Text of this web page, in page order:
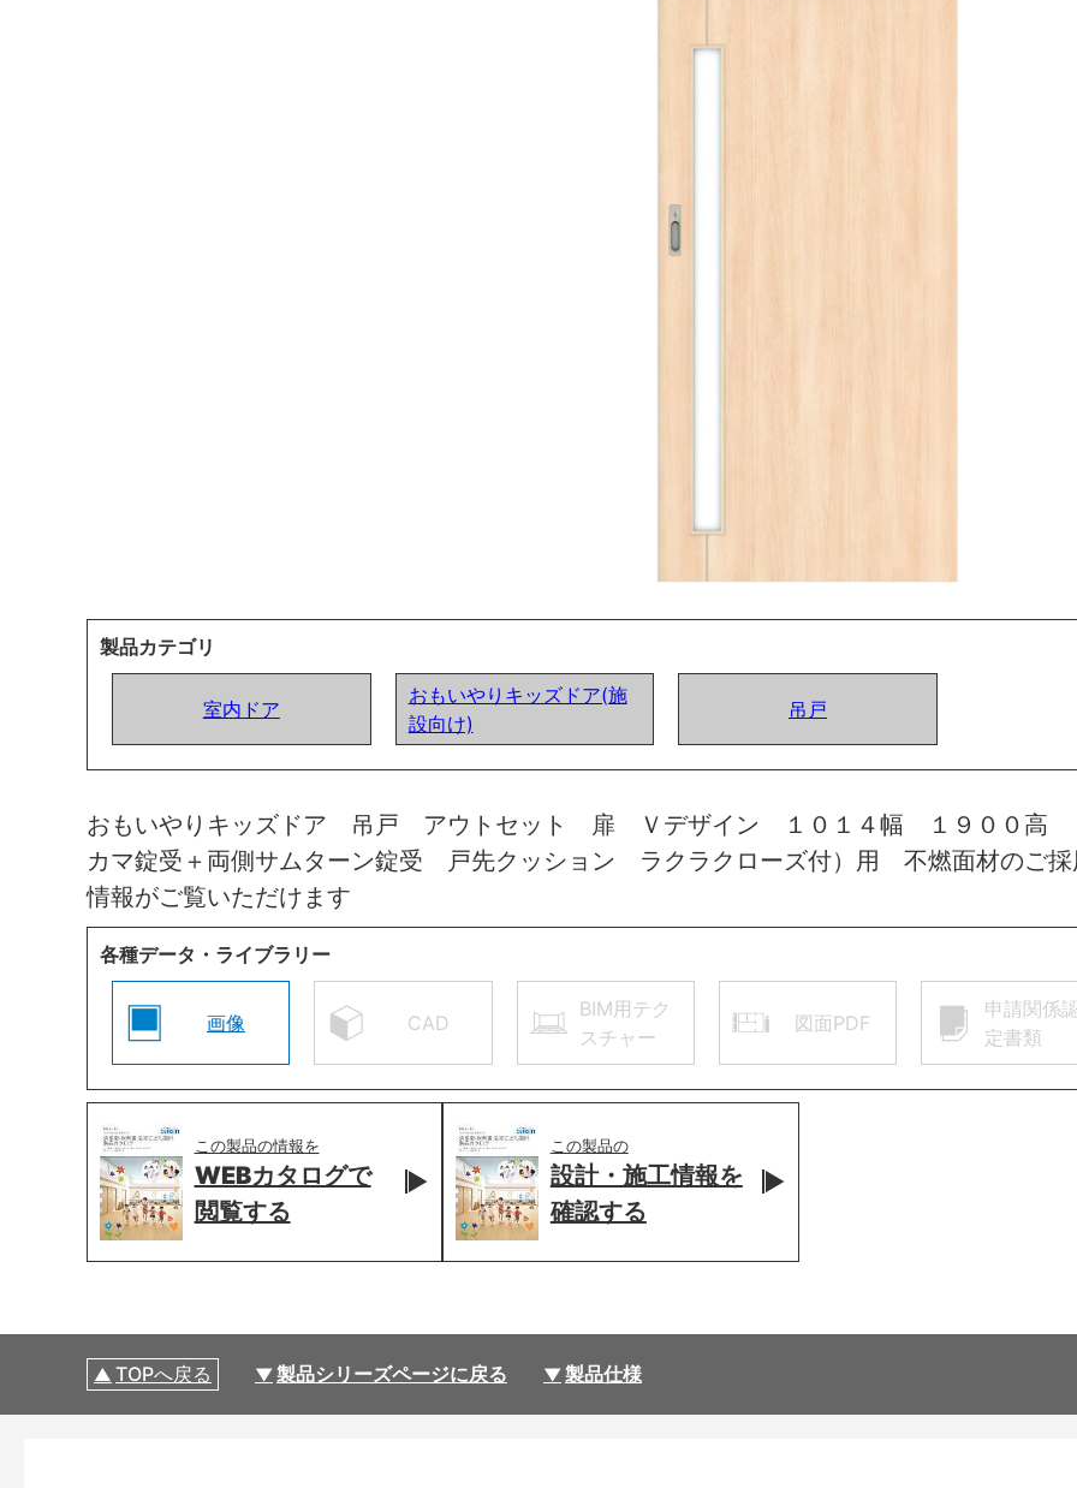
製品カテゴリ
室内ドア
おもいやりキッズドア(施
設向け)
吊戸
おもいやりキッズドア 吊戸 アウトセット 扉 Ｖデザイン １０１４幅 １９００高
カマ錠受＋両側サムターン錠受 戸先クッション ラクラクローズ付）用 不燃面材のご採
情報がご覧いただけます
各種データ・ライブラリー
画像 CAD
BIM用テク
スチャー
図面PDF
申請関係
定書類
この製品の情報を
WEBカタログで
閲覧する
この製品の
設計・施工情報を
確認する
TOPへ戻る 製品シリーズページに戻る 製品仕様